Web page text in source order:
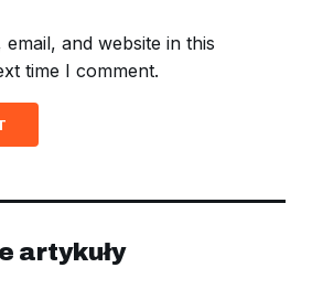
email, and website in this
time I comment.
artykuły